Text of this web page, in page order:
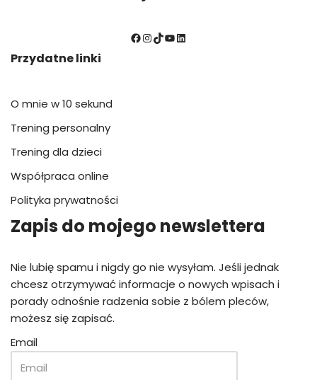
Przydatne linki
O mnie w 10 sekund
Trening personalny
Trening dla dzieci
Współpraca online
Polityka prywatności
Zapis do mojego newslettera
Nie lubię spamu i nigdy go nie wysyłam. Jeśli jednak
chcesz otrzymywać informacje o nowych wpisach i
porady odnośnie radzenia sobie z bólem pleców,
możesz się zapisać.
Email